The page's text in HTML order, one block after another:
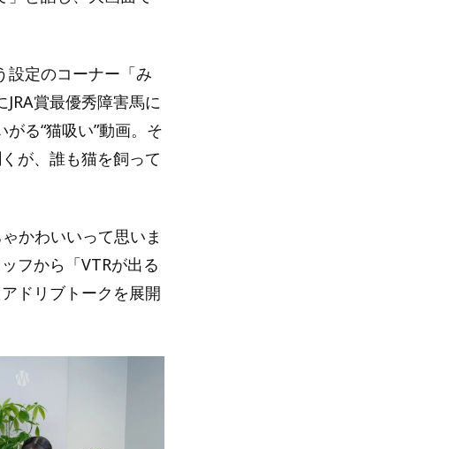
設定のコーナー「み
賞最優秀障害馬に
る“猫吸い”動画。そ
が、誰も猫を飼って
かわいいって思いま
フから「VTRが出る
ドリブトークを展開